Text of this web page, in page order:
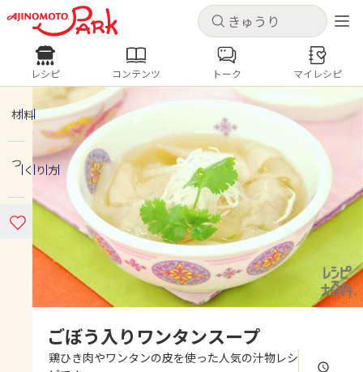
キャンセル
ログインするとレシピを保存できます
ログイン 新規登録
ホーム
コンテンツ
レシピ
よくあるお問い合わせ
キャンセル
レシピ コンテンツ
人気の食材・レシピ
きゅうり なす トマト
とうもろこし
ピーマン
みょうが ゴーヤ
レシピ コンテンツ トーク マイレシピ
材料
つくり方
ごぼう入りワンタンスープ
鶏ひき肉やワンタンの皮を使った人気の汁物レシ